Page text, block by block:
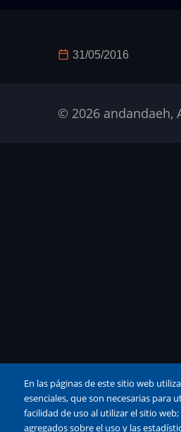
En las páginas de este sitio web
esenciales, que son necesarias para
facilidad de uso al utilizar el sitio
agregados sobre el uso y las
31/05/2016
© 2026 andandaeh,